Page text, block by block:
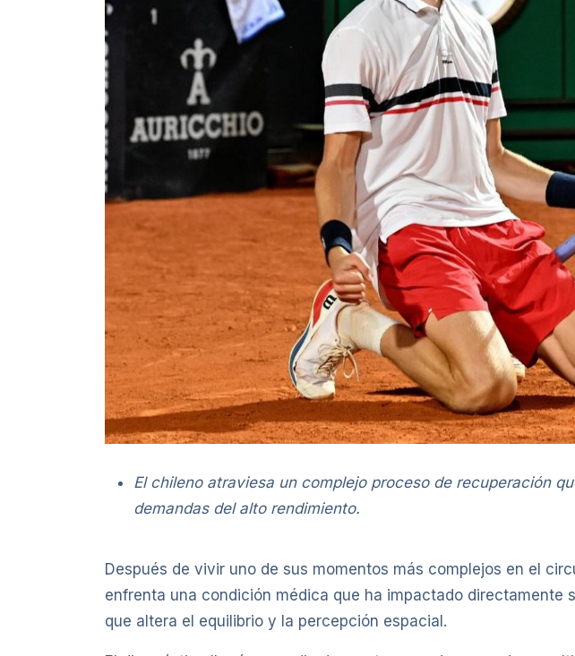
El chileno atraviesa un complejo proceso de recuperación
demandas del alto rendimiento.
Después de vivir uno de sus momentos más complejos en el
enfrenta una condición médica que ha impactado
que altera el equilibrio y la percepción espacial.